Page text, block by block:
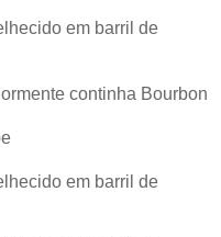
em barril de
continha Bourbon
em barril de